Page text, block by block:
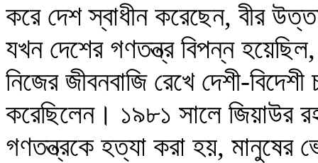
করে দেশ স্বাধীন করেছেন, বীর
যখন দেশের গণতন্ত্র বিপন্ন
নিজের জীবনবাজি রেখে দেশী-
করেছিলেন। ১৯৮১ সালে জিয়াউর
গণতন্ত্রকে হত্যা করা হয়,